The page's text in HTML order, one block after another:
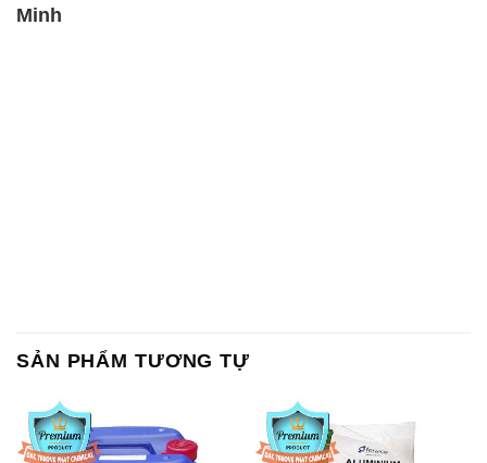
Minh
SẢN PHẨM TƯƠNG TỰ